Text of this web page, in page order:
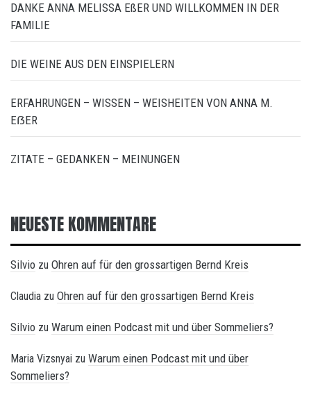
DANKE ANNA MELISSA EßER UND WILLKOMMEN IN DER
FAMILIE
DIE WEINE AUS DEN EINSPIELERN
ERFAHRUNGEN – WISSEN – WEISHEITEN VON ANNA M.
EẞER
ZITATE – GEDANKEN – MEINUNGEN
NEUESTE KOMMENTARE
Silvio zu Ohren auf für den grossartigen Bernd Kreis
Claudia zu Ohren auf für den grossartigen Bernd Kreis
Silvio zu Warum einen Podcast mit und über Sommeliers?
Maria Vizsnyai zu Warum einen Podcast mit und über
Sommeliers?